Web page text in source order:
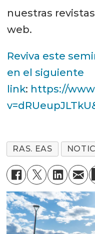
nuestras
web.
Reviva este
en el siguiente
link: https://
RAS. EAS